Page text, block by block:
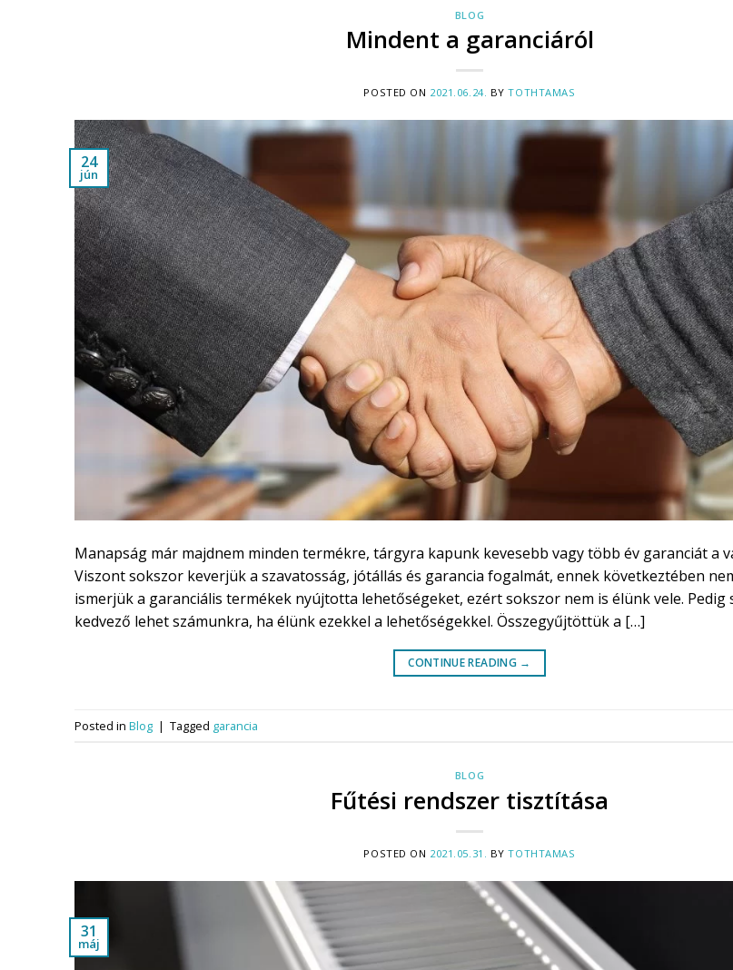
BLOG
Mindent a garanciáról
POSTED ON 2021.06.24. BYTOTHTAMAS
24
jún
Manapság már majdnem minden termékre, tárgyra kapunk kevesebb vagy több év garanciát a
Viszont sokszor keverjük a szavatosság, jótállás és garancia fogalmát, ennek következtében
ismerjük a garanciális termékek nyújtotta lehetőségeket, ezért sokszor nem is élünk vele. Pedig
kedvező lehet számunkra, ha élünk ezekkel a lehetőségekkel. Összegyűjtöttük a […]
CONTINUE READING →
Posted in Blog | Tagged garancia
BLOG
Fűtési rendszer tisztítása
POSTED ON 2021.05.31. BYTOTHTAMAS
31
máj